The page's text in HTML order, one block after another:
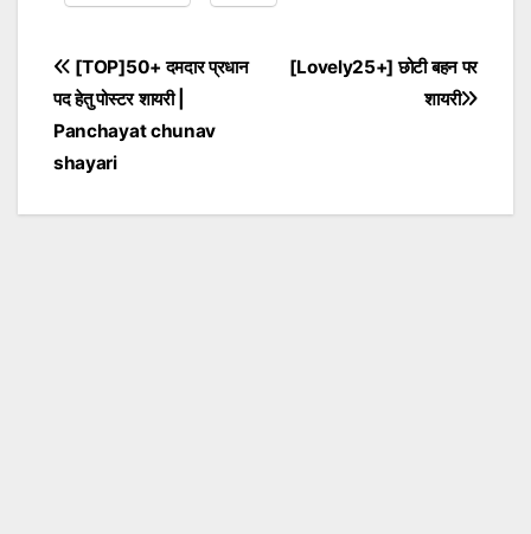
Post
navigation
[Lovely25+] छोटी बहन पर
शायरी
[TOP]50+ दमदार प्रधान
पद हेतु पोस्टर शायरी |
Panchayat chunav
shayari